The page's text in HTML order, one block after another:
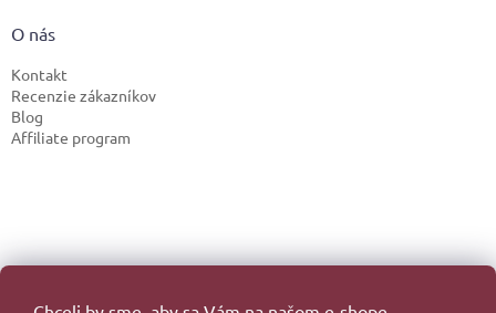
O nás
Kontakt
Recenzie zákazníkov
Blog
Affiliate program